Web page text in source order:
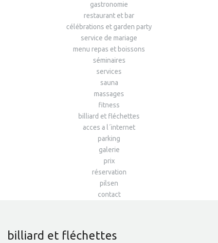
gastronomie
restaurant et bar
célébrations et garden party
service de mariage
menu repas et boissons
séminaires
services
sauna
massages
fitness
billiard et fléchettes
acces a l´internet
parking
galerie
prix
réservation
pilsen
contact
billiard et fléchettes